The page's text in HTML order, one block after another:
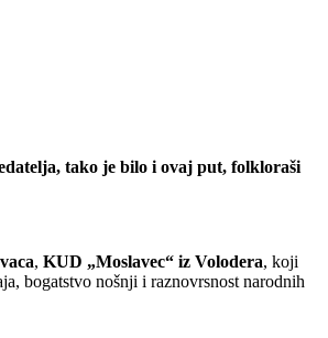
tako je bilo i ovaj put, folkloraši
, KUD „Moslavec“ iz Volodera, koji
bogatstvo nošnji i raznovrsnost narodnih